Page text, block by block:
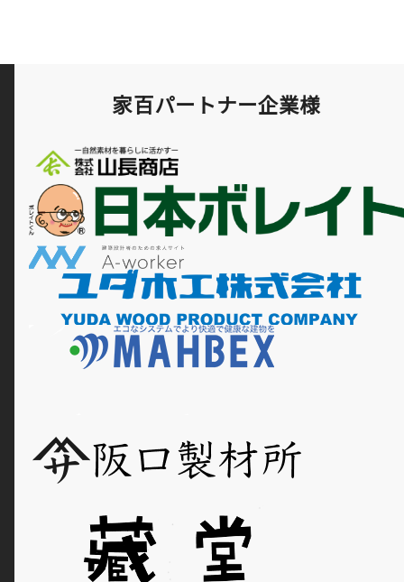
家百パートナー企業様